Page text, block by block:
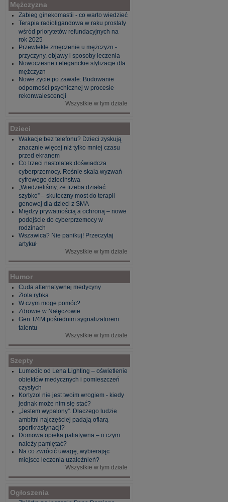
Mężczyzna
Zabieg ginekomastii - co warto wiedzieć
Terapia radioligandowa w raku prostaty
wśród priorytetów refundacyjnych na
rok 2025
Przewlekłe zmęczenie u mężczyzn -
przyczyny, objawy i sposoby leczenia
Nowoczesne i eleganckie stylizacje dla
mężczyzn
Nowe życie po zawale: Budowanie
odporności psychicznej w procesie
rekonwalescencji
Wszystkie w tym dziale
Dzieci
Wakacje bez telefonu? Dzieci zyskują
znacznie więcej niż tylko mniej czasu
przed ekranem
Co trzeci nastolatek doświadcza
cyberprzemocy. Rośnie skala wyzwań
cyfrowego dzieciństwa
„Wiedzieliśmy, że trzeba działać
szybko” – skuteczny most do terapii
genowej dla dzieci z SMA
Między prywatnością a ochroną – nowe
podejście do cyberprzemocy w
rodzinach
Wszawica? Nie panikuj! Przeczytaj
artykuł
Wszystkie w tym dziale
Humor
Cuda alternatywnej medycyny
Złota rybka
W czym moge pomóc?
Zdrowie w Nałęczowie
Gen T/4M pośrednim sygnalizatorem
talentu
Wszystkie w tym dziale
Szepty
Lumedic od Lena Lighting – oświetlenie
obiektów medycznych i pomieszczeń
czystych
Kortyzol nie jest twoim wrogiem - kiedy
jednak może nim się stać?
„Jestem wypalony”. Dlaczego ludzie
ambitni najczęściej padają ofiarą
sportkrastynacji?
Domowa opieka paliatywna – o czym
należy pamiętać?
Na co zwrócić uwagę, wybierając
miejsce leczenia uzależnień?
Wszystkie w tym dziale
Ogłoszenia